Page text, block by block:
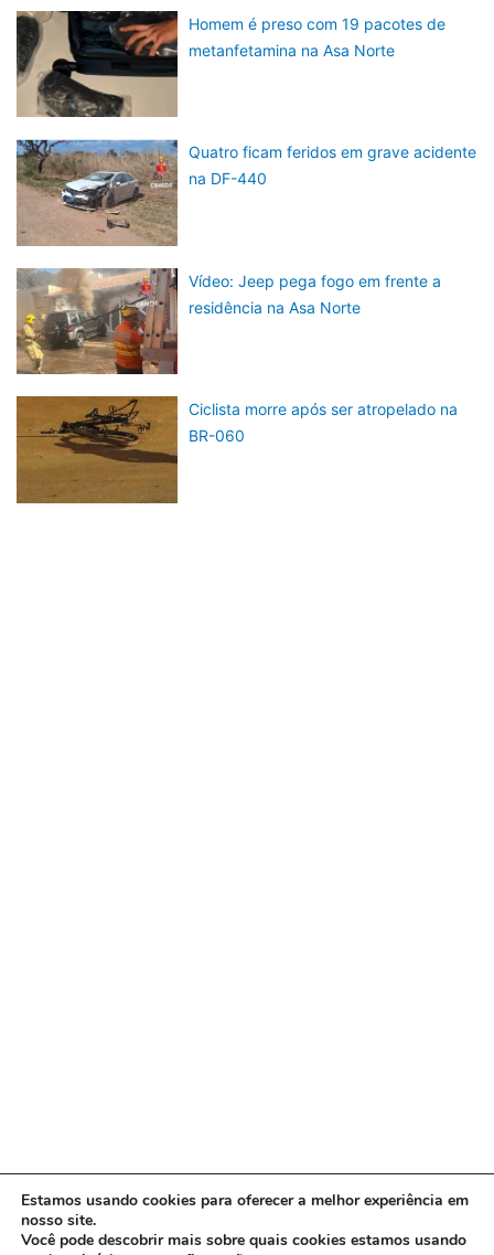
Homem é preso com 19 pacotes de
metanfetamina na Asa Norte
Quatro ficam feridos em grave acidente
na DF-440
Vídeo: Jeep pega fogo em frente a
residência na Asa Norte
Ciclista morre após ser atropelado na
BR-060
Estamos usando cookies para oferecer a melhor experiência em
nosso site.
Você pode descobrir mais sobre quais cookies estamos usando